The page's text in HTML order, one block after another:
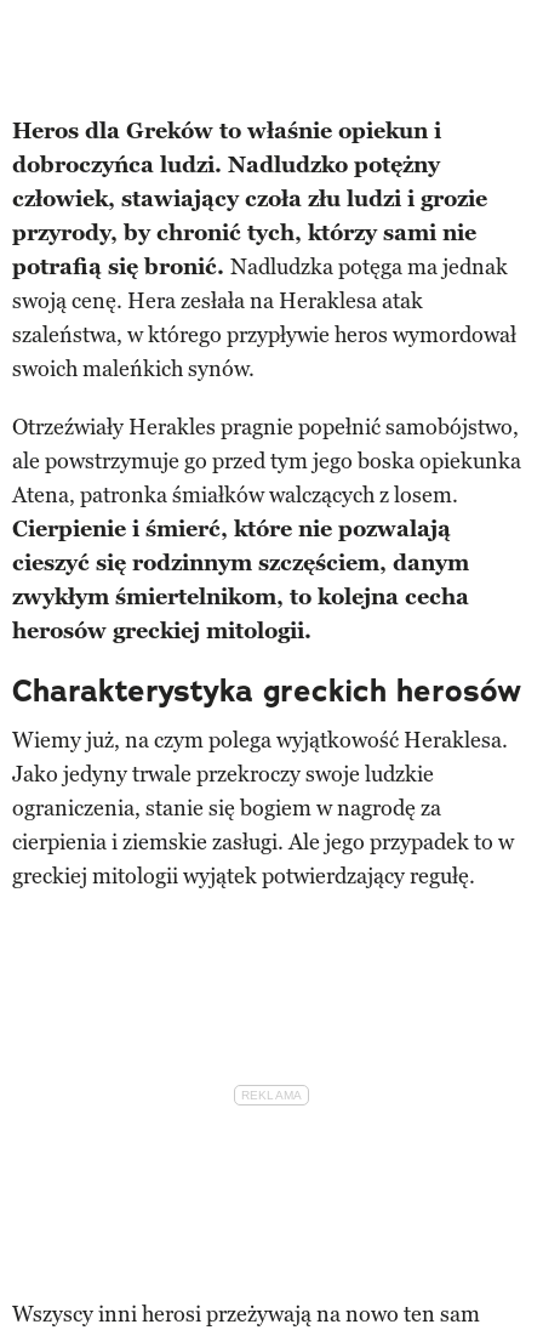
Heros dla Greków to właśnie opiekun i
dobroczyńca ludzi. Nadludzko potężny
człowiek, stawiający czoła złu ludzi i grozie
przyrody, by chronić tych, którzy sami nie
potrafią się bronić. Nadludzka potęga ma jednak
swoją cenę. Hera zesłała na Heraklesa atak
szaleństwa, w którego przypływie heros wymordował
swoich maleńkich synów.
Otrzeźwiały Herakles pragnie popełnić samobójstwo,
ale powstrzymuje go przed tym jego boska opiekunka
Atena, patronka śmiałków walczących z losem.
Cierpienie i śmierć, które nie pozwalają
cieszyć się rodzinnym szczęściem, danym
zwykłym śmiertelnikom, to kolejna cecha
herosów greckiej mitologii.
Charakterystyka greckich herosów
Wiemy już, na czym polega wyjątkowość Heraklesa.
Jako jedyny trwale przekroczy swoje ludzkie
ograniczenia, stanie się bogiem w nagrodę za
cierpienia i ziemskie zasługi. Ale jego przypadek to w
greckiej mitologii wyjątek potwierdzający regułę.
Wszyscy inni herosi przeżywają na nowo ten sam